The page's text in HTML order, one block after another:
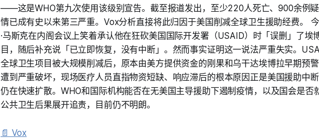
——这是WHO第九次使用该级别宣告。截至报道发出，至少220人死亡、900余例
情已成有史以来第三严重。Vox分析直接将此归因于美国削减全球卫生援助经费。
·马斯克在内阁会议上笑着承认他在狂砍美国国际开发署（USAID）时「误删」了埃
目，随后补充说「已立即恢复，没有中断」。然而事实证明这一说法严重失实。
全球卫生项目被大规模削减后，原本由美方提供资金的刚果和乌干达埃博拉早期预
遭到严重破坏，现场医疗人员直指物资短缺、响应滞后的根本原因正是美国援助中
仍在快速扩散。WHO和国际机构能否在无美国主导援助下遏制疫情，以及国会是否
公共卫生后果展开追责，目前仍不明朗。
📄 Vox